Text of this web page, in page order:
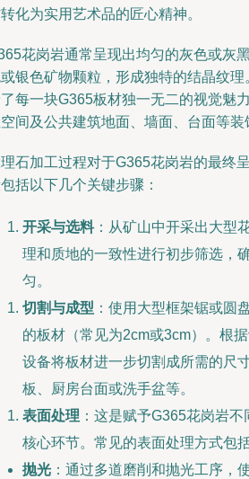
化为实用艺术品的匠心精神。
花岗岩通常呈现出均匀的灰色或灰
银色矿物颗粒，形成独特的结晶纹
每一块G365板材独一无二的视觉魅
间及公共建筑地面、墙面、台面等装
石加工过程对于G365花岗岩的最终
括以下几个关键步骤：
开采与选料：从矿山中开采出大型
理和质地的一致性进行初步筛选，
匀。
切割与成型 ：使用大型框架锯或圆
的板材（常见为2cm或3cm）。根
设备将板材进一步切割成所需的尺
板、厨房台面或洗手盆等。
表面处理 ：这是赋予G365花岗岩
核心环节。常见的表面处理方式包括
抛光 ：通过多道磨削和抛光工序，